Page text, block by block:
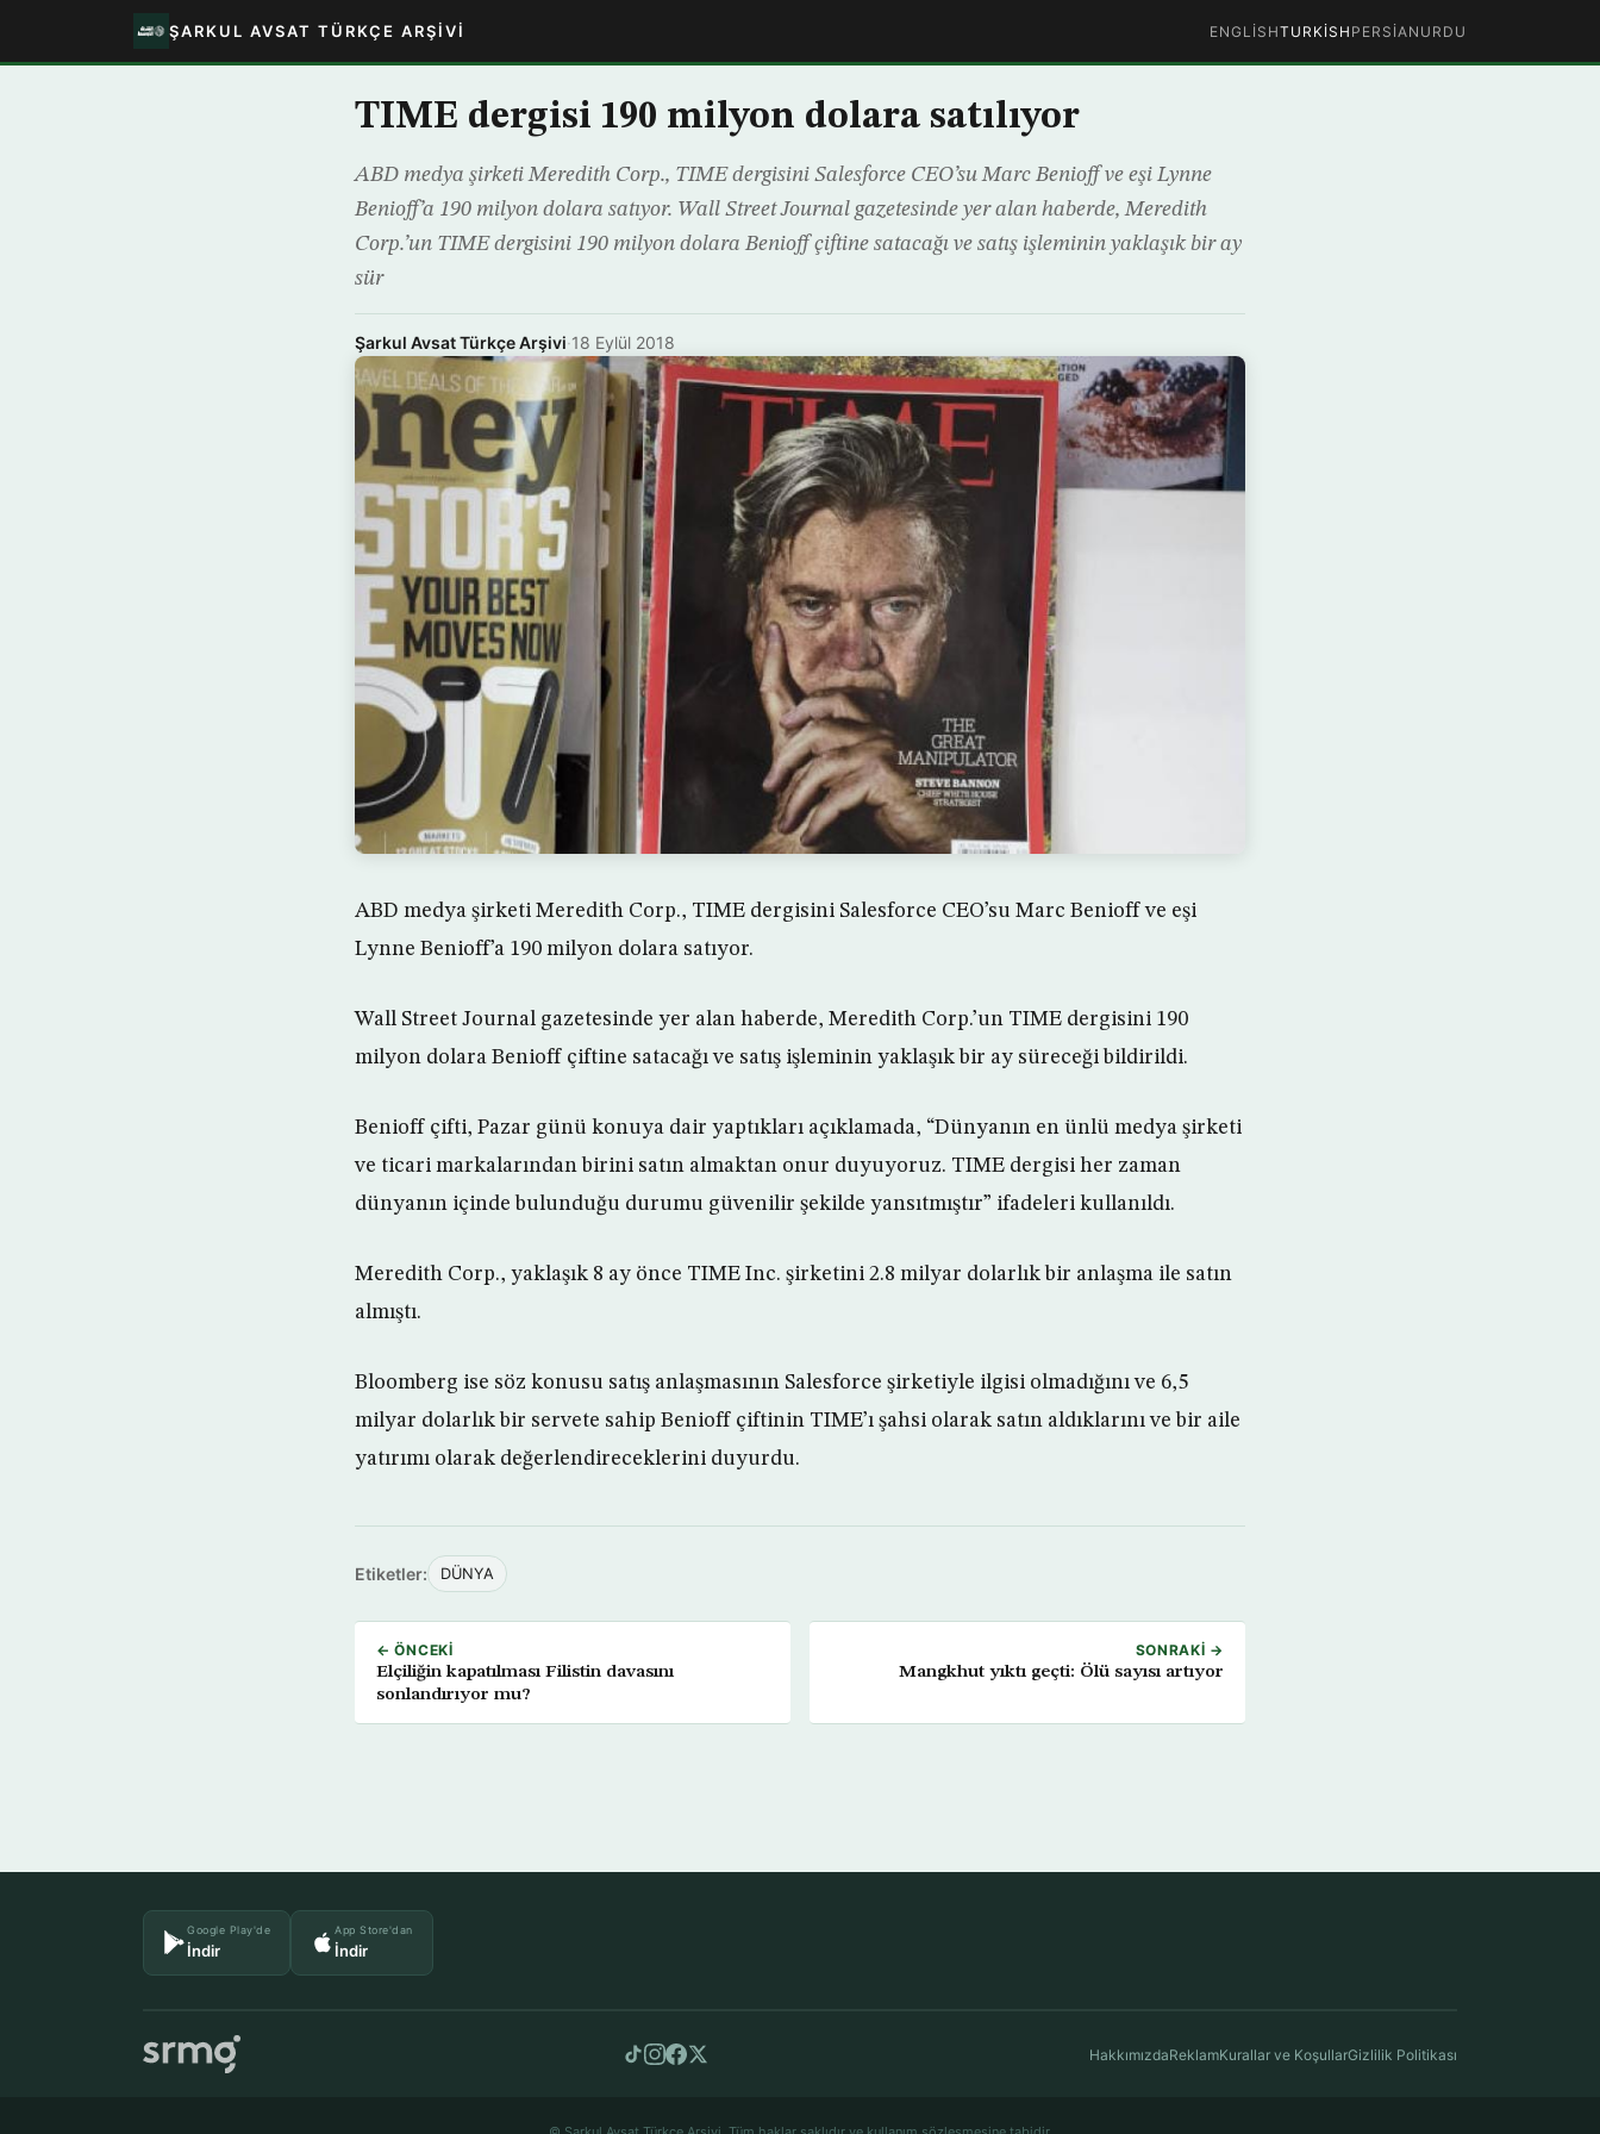
ŞARKUL AVSAT TÜRKÇE ARŞIVI ENGLISHTURKISH PERSIAN URDU
TIME dergisi 190 milyon dolara satılıyor
ABD medya şirketi Meredith Corp., TIME dergisini Salesforce CEO’su Marc Benioff ve eşi Lynne
Benioff’a 190 milyon dolara satıyor. Wall Street Journal gazetesinde yer alan haberde, Meredith
Corp.’un TIME dergisini 190 milyon dolara Benioff çiftine satacağı ve satış işleminin yaklaşık bir ay
sür
Şarkul Avsat Türkçe Arşivi·18 Eylül 2018
ABD medya şirketi Meredith Corp., TIME dergisini Salesforce CEO’su Marc Benioff ve eşi
Lynne Benioff’a 190 milyon dolara satıyor.
Wall Street Journal gazetesinde yer alan haberde, Meredith Corp.’un TIME dergisini 190
milyon dolara Benioff çiftine satacağı ve satış işleminin yaklaşık bir ay süreceği bildirildi.
Benioff çifti, Pazar günü konuya dair yaptıkları açıklamada, “Dünyanın en ünlü medya şirketi
ve ticari markalarından birini satın almaktan onur duyuyoruz. TIME dergisi her zaman
dünyanın içinde bulunduğu durumu güvenilir şekilde yansıtmıştır” ifadeleri kullanıldı.
Meredith Corp., yaklaşık 8 ay önce TIME Inc. şirketini 2.8 milyar dolarlık bir anlaşma ile satın
almıştı.
Bloomberg ise söz konusu satış anlaşmasının Salesforce şirketiyle ilgisi olmadığını ve 6,5
milyar dolarlık bir servete sahip Benioff çiftinin TIME’ı şahsi olarak satın aldıklarını ve bir aile
yatırımı olarak değerlendireceklerini duyurdu.
Etiketler: DÜNYA
← ÖNCEKI
Elçiliğin kapatılması Filistin davasını
sonlandırıyor mu?
SONRAKI →
Mangkhut yıktı geçti: Ölü sayısı artıyor
Google Play'de
İndir
App Store'dan
İndir
HakkımızdaReklamKurallar ve KoşullarGizlilik Politikası